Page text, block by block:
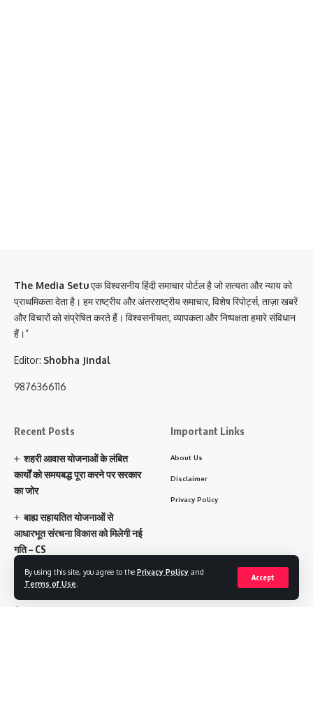
By using this site, you agree to the Privacy Policy and
Terms of Use
Accept
The Media Setuएक विश्वसनीय हिंदी समाचार पोर्टल है जो सत्यता और न्याय को
प्राथमिकता देता है। हम राष्ट्रीय और अंतरराष्ट्रीय समाचार, विशेष रिपोर्ट्स, ताज़ा खबरें
और विचारों को संप्रेषित करते हैं। विश्वसनीयता, व्यापकता और निष्पक्षता हमारे संविधान
हैं।”
Editor: Shobha Jindal
9876366116
Recent Posts
शहरी आवास योजनाओं के लंबित
कार्यों को समयबद्ध पूरा करने पर सरकार
का जोर
बाह्य सहायतित योजनाओं से
आधारभूत संरचना विकास को मिलेगी नई
गति – CS
Important Links
About Us
Disclaimer
Privacy Policy
Our States
पंजाब